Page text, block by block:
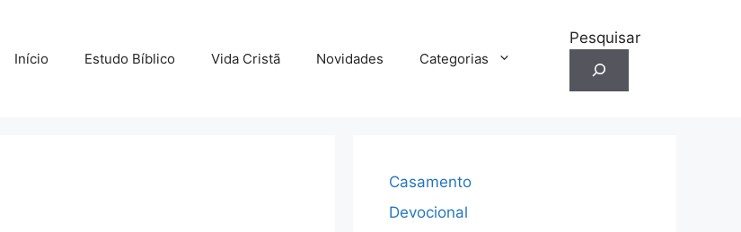
Início Estudo Bíblico Vida Cristã Novidades Categorias
Pesquisar
Casamento
Devocional